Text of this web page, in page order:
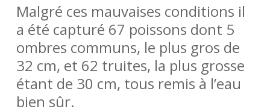
Malgré ces mauvaises conditions il
a été capturé 67 poissons dont 5
ombres communs, le plus gros de
32 cm, et 62 truites, la plus grosse
étant de 30 cm, tous remis à l’eau
bien sûr.